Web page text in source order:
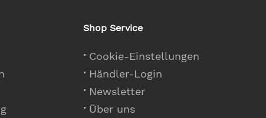
Shop Service
Cookie-Einstellungen
Händler-Login
Newsletter
Über uns